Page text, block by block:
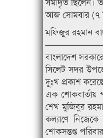
আজ সোমবার (৭
মফিজুর রহমান
বাংলাদেশ
সিলেট সদর
দুঃখ প্রকাশ
এক শোকবার্তায়
শেখ মুজিবুর
কল্যাণে
শোকসন্তপ্ত